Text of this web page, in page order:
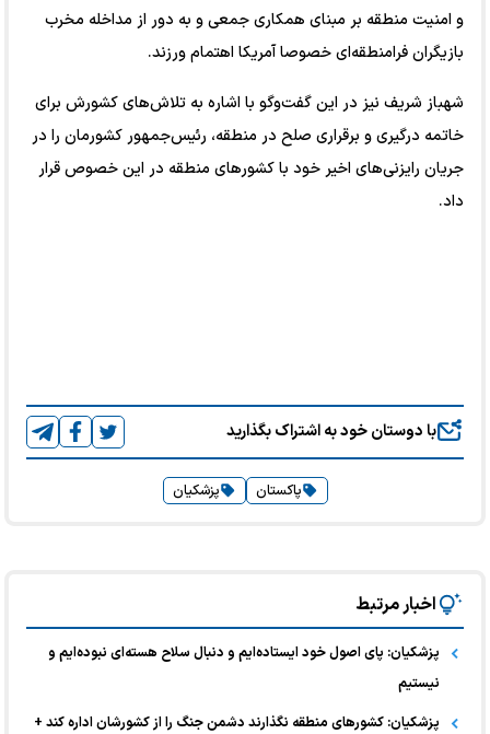
و امنیت منطقه بر مبنای همکاری جمعی و به دور از مداخله مخرب
بازیگران فرامنطقه‌ای خصوصا آمریکا اهتمام ورزند.
شهباز شریف نیز در این گفت‌و‌گو با اشاره به تلاش‌های کشورش برای
خاتمه درگیری و برقراری صلح در منطقه، رئیس‌جمهور کشورمان را در
جریان رایزنی‌های اخیر خود با کشور‌های منطقه در این خصوص قرار
داد.
با دوستان خود به اشتراک بگذارید
پاکستان پزشکیان
اخبار مرتبط
پزشکیان: پای اصول خود ایستاده‌ایم و دنبال سلاح هسته‌ای نبوده‌ایم و
نیستیم
پزشکیان: کشورهای منطقه نگذارند دشمن جنگ را از کشورشان اداره کند +